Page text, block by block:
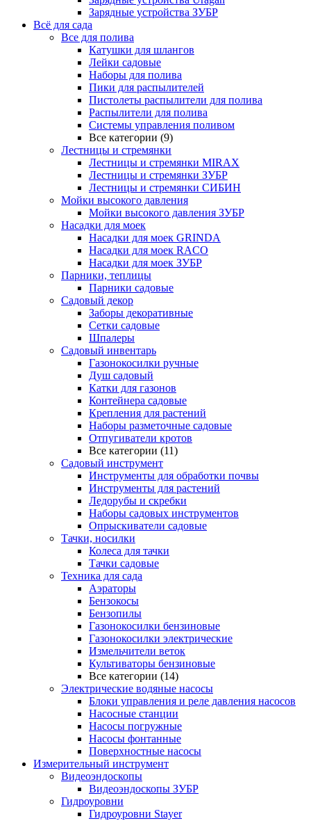
Зарядные устройства ЗУБР
Всё для сада
Все для полива
Катушки для шлангов
Лейки садовые
Наборы для полива
Пики для распылителей
Пистолеты распылители для полива
Распылители для полива
Системы управления поливом
Все категории (9)
Лестницы и стремянки
Лестницы и стремянки MIRAX
Лестницы и стремянки ЗУБР
Лестницы и стремянки СИБИН
Мойки высокого давления
Мойки высокого давления ЗУБР
Насадки для моек
Насадки для моек GRINDA
Насадки для моек RACO
Насадки для моек ЗУБР
Парники, теплицы
Парники садовые
Садовый декор
Заборы декоративные
Сетки садовые
Шпалеры
Садовый инвентарь
Газонокосилки ручные
Душ садовый
Катки для газонов
Контейнера садовые
Крепления для растений
Наборы разметочные садовые
Отпугиватели кротов
Все категории (11)
Садовый инструмент
Инструменты для обработки почвы
Инструменты для растений
Ледорубы и скребки
Наборы садовых инструментов
Опрыскиватели садовые
Тачки, носилки
Колеса для тачки
Тачки садовые
Техника для сада
Аэраторы
Бензокосы
Бензопилы
Газонокосилки бензиновые
Газонокосилки электрические
Измельчители веток
Культиваторы бензиновые
Все категории (14)
Электрические водяные насосы
Блоки управления и реле давления насосов
Насосные станции
Насосы погружные
Насосы фонтанные
Поверхностные насосы
Измерительный инструмент
Видеоэндоскопы
Видеоэндоскопы ЗУБР
Гидроуровни
Гидроуровни Stayer